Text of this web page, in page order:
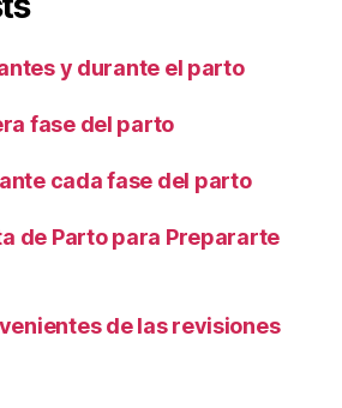
y durante el parto
fase del parto
cada fase del parto
de Parto para Prepararte
de las revisiones